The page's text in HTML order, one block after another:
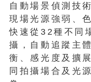
自動場景偵測技
現場光源強弱、
快速從32種不同
攝，自動追蹤主
衡、感光度及擴
同拍攝場合及光